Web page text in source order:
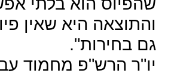
והתוצאה היא שאין
גם בחירות".
יו"ר הרש"פ מחמוד